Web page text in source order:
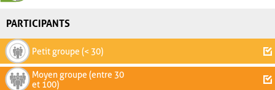
PARTICIPANTS
Petit groupe (< 30)
Moyen groupe (entre 30
et 100)